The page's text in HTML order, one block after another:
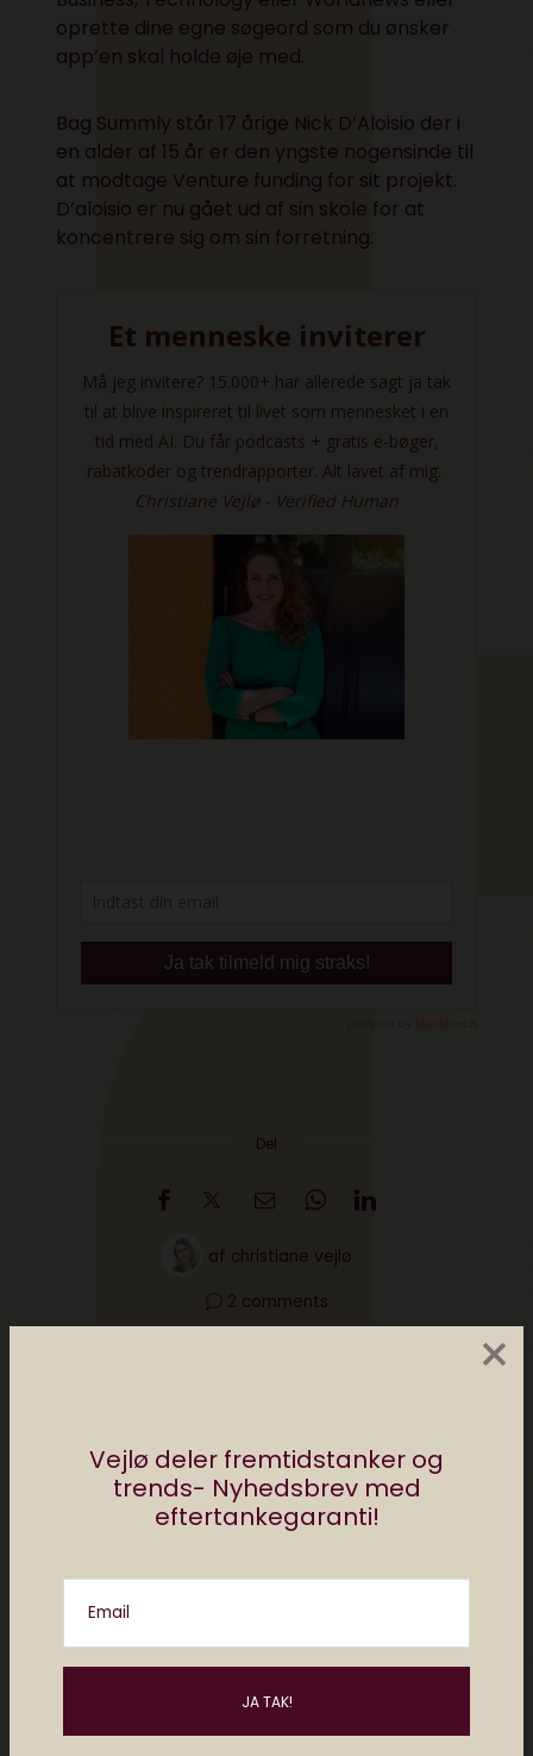
Vejlø deler fremtidstanker og
trends- Nyhedsbrev med
eftertankegaranti!
Email
×
oprette dine egne søgeord som du ønsker
app’en skal holde øje med.
Bag Summly står 17 årige Nick D’Aloisio der i
en alder af 15 år er den yngste nogensinde til
at modtage Venture funding for sit projekt.
D’aloisio er nu gået ud af sin skole for at
koncentrere sig om sin forretning.
Del
af christiane vejlø
2 comments
og en af Danmarks førende eksperter i
digital kultur, digitalt content og forholdet